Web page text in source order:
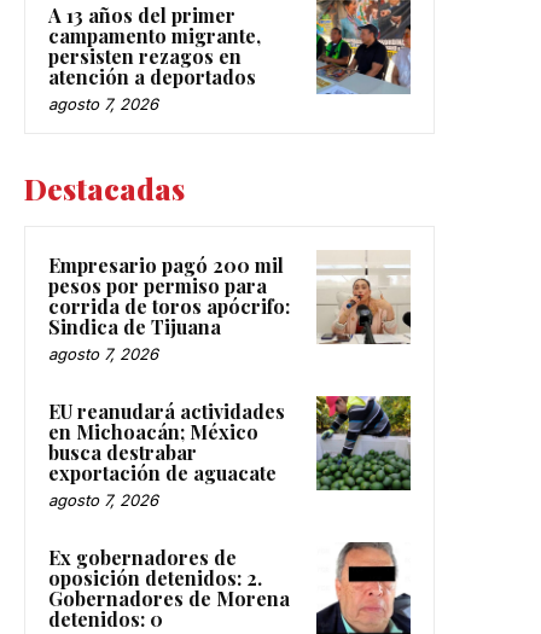
A 13 años del primer
campamento migrante,
persisten rezagos en
atención a deportados
agosto 7, 2026
Destacadas
Empresario pagó 200 mil
pesos por permiso para
corrida de toros apócrifo:
Sindica de Tijuana
agosto 7, 2026
EU reanudará actividades
en Michoacán; México
busca destrabar
exportación de aguacate
agosto 7, 2026
Ex gobernadores de
oposición detenidos: 2.
Gobernadores de Morena
detenidos: 0